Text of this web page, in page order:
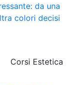
da una
colori decisi
Corsi Estetica